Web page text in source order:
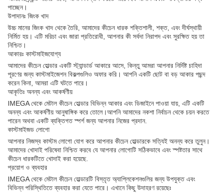
পাচ্ছেন।
উপাদানঃ জিংক খাদ
উচ্চ মানের জিংক খাদ থেকে তৈরি, আমাদের কীচেন ধারক শক্তিশালী, শক্ত, এবং দীর্ঘস্থায়ী
নির্মিত হয়। এটি মরিচা এবং জারা প্রতিরোধী, আপনার কী সর্বদা নিরাপদ এবং সুরক্ষিত হয় তা
নিশ্চিত।
আকারঃ কাস্টমাইজযোগ্য
আমাদের কীচেন হোল্ডার একটি স্ট্যান্ডার্ড আকারে আসে, কিন্তু আমরা আপনার নির্দিষ্ট চাহিদা
পূরণের জন্য কাস্টমাইজেশন বিকল্পগুলিও অফার করি। আপনি একটি ছোট বা বড় আকার পছন্দ
করেন কিনা, আমরা এটি ঘটতে পারে।
আকৃতিঃ অনন্য এবং আকর্ষণীয়
IMEGA থেকে মেটাল কীচেন হোল্ডার বিভিন্ন আকার এবং ডিজাইনে পাওয়া যায়, এটি একটি
অনন্য এবং আকর্ষণীয় আনুষাঙ্গিক করে তোলে।আপনি আমাদের নকশা নির্বাচন থেকে চয়ন করতে
পারেন অথবা একটি ব্যক্তিগত স্পর্শ জন্য আপনার নিজের প্রদান.
কাস্টমাইজড লোগো
আপনার নিজস্ব কাস্টম লোগো যোগ করে আপনার কীচেন হোল্ডারকে সত্যিই অনন্য করে তুলুন।
আমাদের খোদাই পরিষেবা নিশ্চিত করবে যে আপনার লোগোটি সঠিকভাবে এবং স্পষ্টতার সাথে
কীচেন ধারকটিতে খোদাই করা হয়েছে.
প্রয়োগ ও ব্যবহার
IMEGA থেকে মেটাল কীচেন হোল্ডারটি বিস্তৃত অ্যাপ্লিকেশনগুলির জন্য উপযুক্ত এবং
বিভিন্ন পরিস্থিতিতে ব্যবহার করা যেতে পারে। এখানে কিছু উদাহরণ রয়েছেঃ